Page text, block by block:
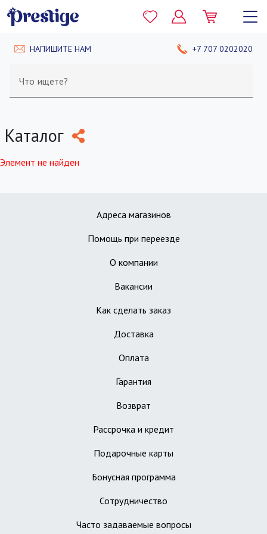
НАПИШИТЕ НАМ +7 707 0202020
Что ищете?
Каталог
Элемент не найден
Адреса магазинов
Помощь при переезде
О компании
Вакансии
Как сделать заказ
Доставка
Оплата
Гарантия
Возврат
Рассрочка и кредит
Подарочные карты
Бонусная программа
Сотрудничество
Часто задаваемые вопросы